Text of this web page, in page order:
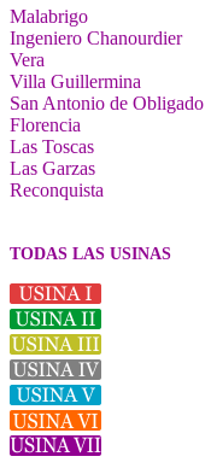
Malabrigo
Ingeniero Chanourdier
Vera
Villa Guillermina
San Antonio de Obligado
Florencia
Las Toscas
Las Garzas
Reconquista
TODAS LAS USINAS